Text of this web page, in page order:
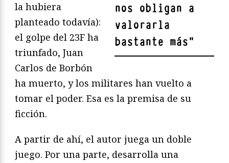
nos obligan a
valorarla
bastante más"
la hubiera
planteado todavía):
el golpe del 23F ha
triunfado, Juan
Carlos de Borbón
ha muerto, y los militares han vuelto a
tomar el poder. Esa es la premisa de su
ficción.
A partir de ahí, el autor juega un doble
juego. Por una parte, desarrolla una